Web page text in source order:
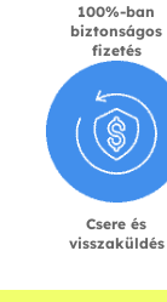
100%-ban
biztonságos
fizetés
Csere és
visszaküldés